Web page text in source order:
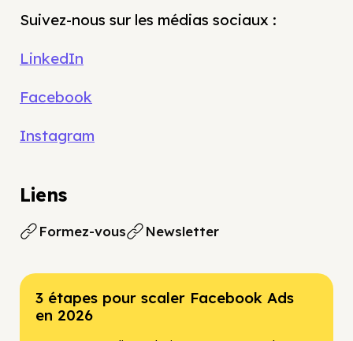
Suivez-nous sur les médias sociaux :
LinkedIn
Facebook
Instagram
Liens
Formez-vous Newsletter
3 étapes pour scaler Facebook Ads
en 2026